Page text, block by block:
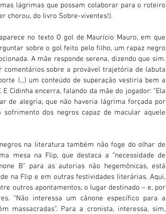
lágrimas que possam colaborar para o roteiro
chorou, do livro Sobre-viventes!).
no texto O gol de Maurício Mauro, em que
sobre o gol feito pelo filho, um rapaz negro
A mãe responde serena, dizendo que sim.
sobre a provável trajetória de labuta
(...) um conteúdo de superação vestiria bem a
Cidinha encerra, falando da mãe do jogador: “Ela
de alegria, que não haveria lágrima forçada por
dos negros capaz de macular aquele
na literatura também não foge do olhar de
mesa na Flip, que destaca a “necessidade de
B” para as autorias não hegemônicas, está
na Flip e em outras festividades literárias. Aqui,
outros apontamentos, o lugar destinado – e, por
“Não interessa um cânone específico para a
massacradas”. Para a cronista, interessa, sim,